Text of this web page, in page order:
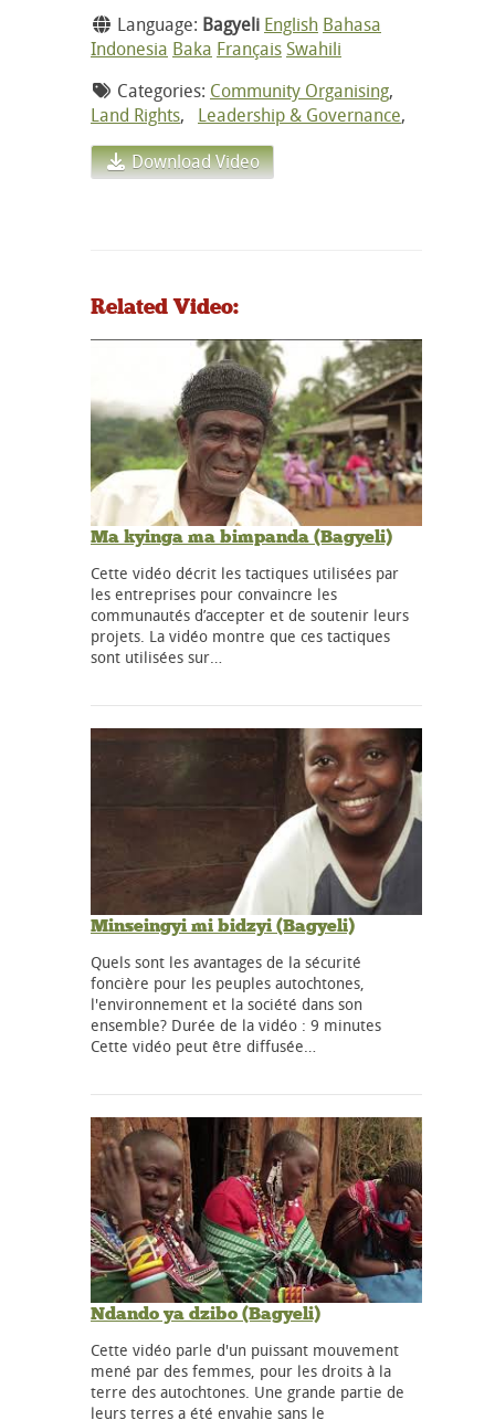
Language: Bagyeli English Bahasa
Indonesia Baka FrançaisSwahili
Categories: Community Organising,
Land Rights, Leadership & Governance,
Download Video
Related Video:
Ma kyinga ma bimpanda (Bagyeli)
Cette vidéo décrit les tactiques utilisées par
les entreprises pour convaincre les
communautés d’accepter et de soutenir leurs
projets. La vidéo montre que ces tactiques
sont utilisées sur…
Minseingyi mi bidzyi (Bagyeli)
Quels sont les avantages de la sécurité
foncière pour les peuples autochtones,
l'environnement et la société dans son
ensemble? Durée de la vidéo : 9 minutes
Cette vidéo peut être diffusée…
Ndando ya dzibo (Bagyeli)
Cette vidéo parle d'un puissant mouvement
mené par des femmes, pour les droits à la
terre des autochtones. Une grande partie de
leurs terres a été envahie sans le